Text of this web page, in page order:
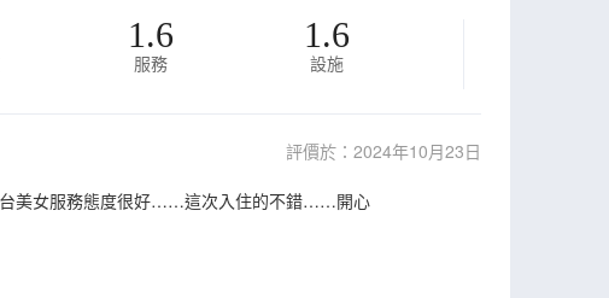
1.6
服務
1.6
設施
評價於：2024年10月23日
台美女服務態度很好……這次入住的不錯……開心